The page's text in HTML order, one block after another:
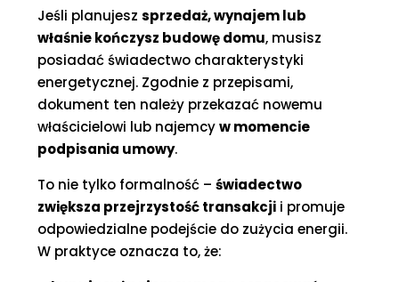
Jeśli planujeszsprzedaż, wynajem lub
właśnie kończysz budowę domu, musisz
posiadać świadectwo charakterystyki
energetycznej. Zgodnie z przepisami,
dokument ten należy przekazać nowemu
właścicielowi lub najemcyw momencie
podpisania umowy.
To nie tylko formalność –świadectwo
zwiększa przejrzystość transakcji i promuje
odpowiedzialne podejście do zużycia energii.
W praktyce oznacza to, że: